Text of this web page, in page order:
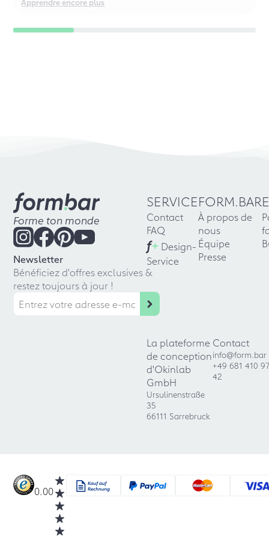
Forme ton monde
Newsletter
Bénéficiez d'offres exclusives &
restez toujours à jour !
SERVICE
Contact
FAQ
f+ Design-
Service
FORM.BAR
À propos de
nous
Équipe
Presse
La plateforme
de conception
d'Okinlab
GmbH
Ursulinenstraße
35
66111 Sarrebruck
Contact
info@form.bar
+49 681 410
42
0.00